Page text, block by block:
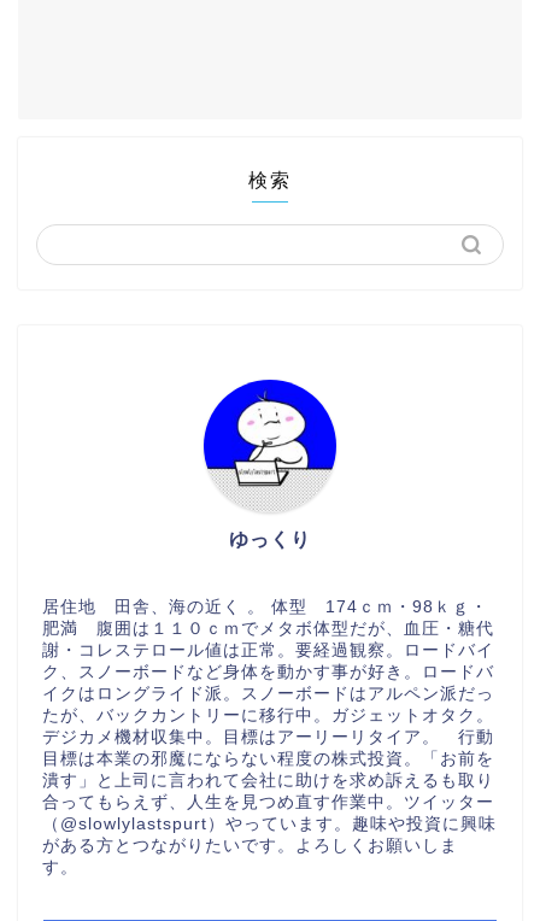
検索
ゆっくり
居住地 田舎、海の近く 。 体型 174ｃｍ・98ｋｇ・
肥満 腹囲は１１０ｃｍでメタボ体型だが、血圧・糖代
謝・コレステロール値は正常。要経過観察。ロードバイ
ク、スノーボードなど身体を動かす事が好き。ロードバ
イクはロングライド派。スノーボードはアルペン派だっ
たが、バックカントリーに移行中。ガジェットオタク。
デジカメ機材収集中。目標はアーリーリタイア。 行動
目標は本業の邪魔にならない程度の株式投資。「お前を
潰す」と上司に言われて会社に助けを求め訴えるも取り
合ってもらえず、人生を見つめ直す作業中。ツイッター
（@slowlylastspurt）やっています。趣味や投資に興味
がある方とつながりたいです。よろしくお願いしま
す。